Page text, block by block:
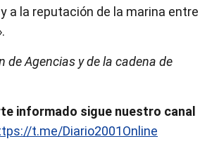
a la reputación de la marina entre
de Agencias y de la cadena de
informado sigue nuestro canal
t.me/Diario2001Online